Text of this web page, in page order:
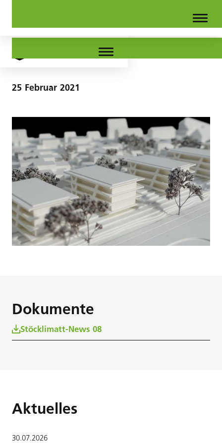
Stöcklimatt-News 08
25 Februar 2021
Dokumente
Stöcklimatt-News 08
Aktuelles
30.07.2026